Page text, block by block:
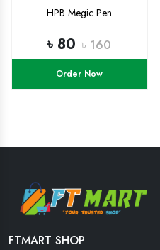
HPB Megic Pen
৳ 80 ৳ 160
Order Now
FTMART SHOP